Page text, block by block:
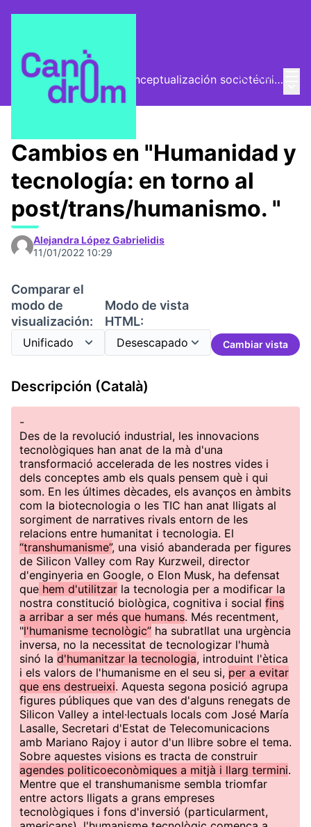
EntraEl Vector (vector de conceptualización sociotécnica)
Encuentros
Cambios en "Humanidad y
tecnología: en torno al
post/trans/humanismo. "
Alejandra López Gabrielidis
11/01/2022 10:29
Comparar el
modo de
visualización:
Modo de vista
HTML:
Cambiar vista
Descripción (Català)
-
Des de la revolució industrial, les innovacions
tecnològiques han anat de la mà d'una
transformació accelerada de les nostres vides i
dels conceptes amb els quals pensem què i qui
som. En les últimes dècades, els avanços en àmbits
com la biotecnologia o les TIC han anat lligats al
sorgiment de narratives rivals entorn de les
relacions entre humanitat i tecnologia. El
“transhumanisme”, una visió abanderada per figures
de Silicon Valley com Ray Kurzweil, director
d'enginyeria en Google, o Elon Musk, ha defensat
que hem d'utilitzar la tecnologia per a modificar la
nostra constitució biològica, cognitiva i social fins
a arribar a ser més que humans. Més recentment,
"l'humanisme tecnològic” ha subratllat una urgència
inversa, no la necessitat de tecnologizar l'humà
sinó la d'humanitzar la tecnologia, introduint l'ètica
i els valors de l'humanisme en el seu si, per a evitar
que ens destrueixi. Aquesta segona posició agrupa
figures públiques que van des d'alguns renegats de
Silicon Valley a intel·lectuals locals com José María
Lasalle, Secretari d'Estat de Telecomunicacions
amb Mariano Rajoy i autor d'un llibre sobre el tema.
Sobre aquestes visions es tracta de construir
agendes politicoeconòmiques a mitjà i llarg termini.
Mentre que el transhumanisme sembla triomfar
entre actors lligats a grans empreses
tecnològiques i fons d'inversió (particularment,